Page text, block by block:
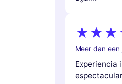
Meer dan
Experiencia